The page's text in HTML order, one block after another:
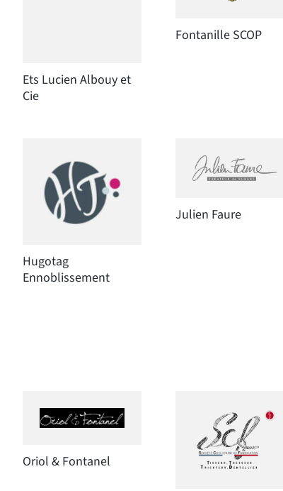
Ets Lucien Albouy et
Cie
Fontanille SCOP
Hugotag
Ennoblissement
Julien Faure
Oriol & Fontanel